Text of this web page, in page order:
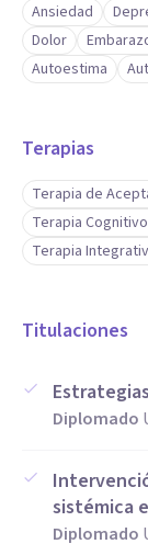
Ansiedad
Dolor
Autoestima
Terapias
Terapia de
Terapia
Terapia
Titulaciones
Diplomado
sistémica
Diplomado